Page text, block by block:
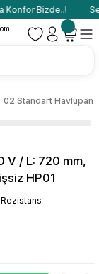
Konfor Bizde..!
02.Standart Havlupan
V / L: 720 mm,
HP01
Rezistans